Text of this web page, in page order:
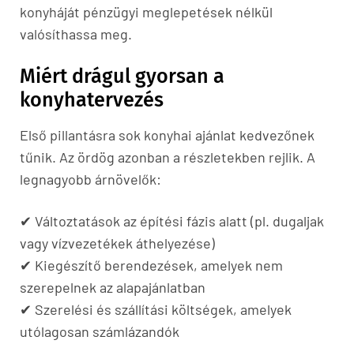
konyháját pénzügyi meglepetések nélkül
valósíthassa meg.
Miért drágul gyorsan a
konyhatervezés
Első pillantásra sok konyhai ajánlat kedvezőnek
tűnik. Az ördög azonban a részletekben rejlik. A
legnagyobb árnövelők:
✔ Változtatások az építési fázis alatt (pl. dugaljak
vagy vízvezetékek áthelyezése)
✔ Kiegészítő berendezések, amelyek nem
szerepelnek az alapajánlatban
✔ Szerelési és szállítási költségek, amelyek
utólagosan számlázandók